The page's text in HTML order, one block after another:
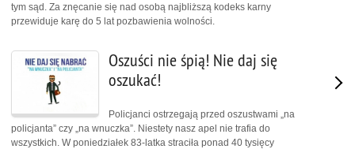
tym sąd. Za znęcanie się nad osobą najbliższą kodeks karny
przewiduje karę do 5 lat pozbawienia wolności.
Oszuści nie śpią! Nie daj się
oszukać!
Policjanci ostrzegają przed oszustwami „na
policjanta” czy „na wnuczka”. Niestety nasz apel nie trafia do
wszystkich. W poniedziałek 83-latka straciła ponad 40 tysięcy